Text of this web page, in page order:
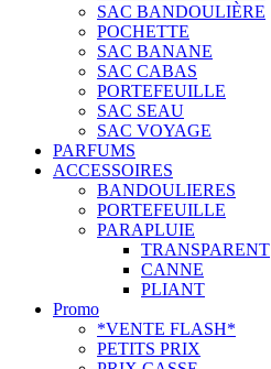
SAC BANDOULIÈRE
POCHETTE
SAC BANANE
SAC CABAS
PORTEFEUILLE
SAC SEAU
SAC VOYAGE
PARFUMS
ACCESSOIRES
BANDOULIERES
PORTEFEUILLE
PARAPLUIE
TRANSPARENT
CANNE
PLIANT
Promo
*VENTE FLASH*
PETITS PRIX